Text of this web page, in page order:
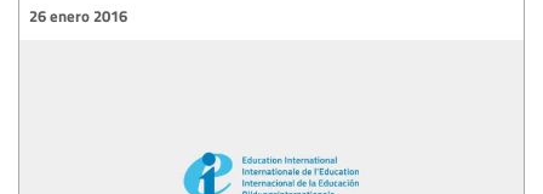
26 enero 2016